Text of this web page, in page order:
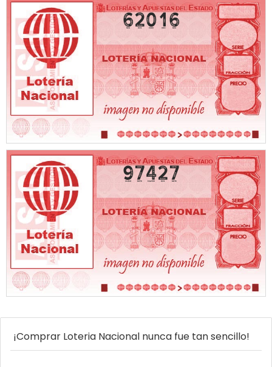
62016
97427
¡Comprar Loteria Nacional nunca fue tan sencillo!